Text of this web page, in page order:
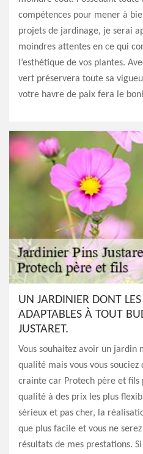
compétences pour mener à
projets de jardinage, je serai
moindres attentes en ce qui
l’esthétique de vos plantes.
vert préservera toute sa
votre havre de paix fera le
UN JARDINIER DONT
ADAPTABLES À TOUT
JUSTARET.
Vous souhaitez avoir un jardin
qualité mais vous vous souciez
crainte car Protech père et fils
qualité à des prix les plus
sérieux et pas cher, la
que plus facile et vous ne
résultats de mes prestations.